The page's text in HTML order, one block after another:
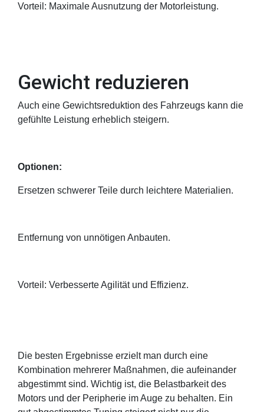
Vorteil: Maximale Ausnutzung der Motorleistung.
Gewicht reduzieren
Auch eine Gewichtsreduktion des Fahrzeugs kann die
gefühlte Leistung erheblich steigern.
Optionen:
Ersetzen schwerer Teile durch leichtere Materialien.
Entfernung von unnötigen Anbauten.
Vorteil: Verbesserte Agilität und Effizienz.
Die besten Ergebnisse erzielt man durch eine
Kombination mehrerer Maßnahmen, die aufeinander
abgestimmt sind. Wichtig ist, die Belastbarkeit des
Motors und der Peripherie im Auge zu behalten. Ein